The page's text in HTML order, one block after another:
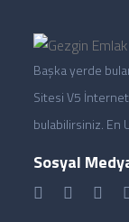
Başka yerde
Sitesi V5
bulabilirsiniz. En
Sosyal